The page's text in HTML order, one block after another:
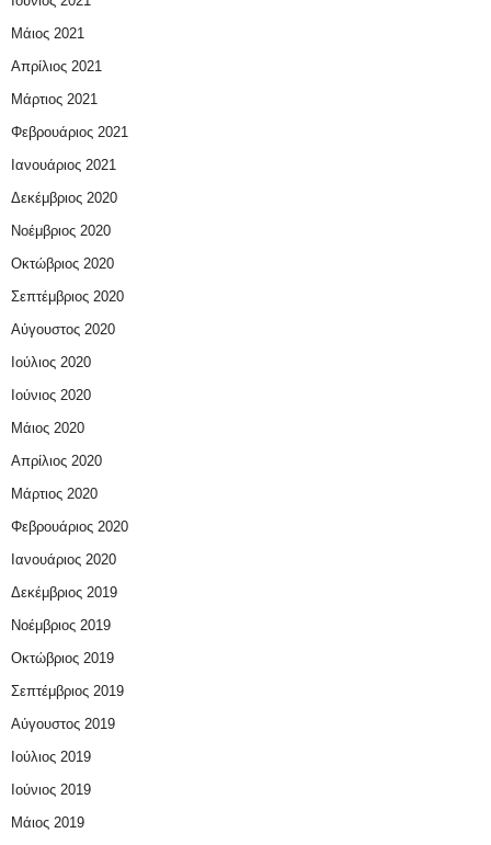
Μάιος 2021
Απρίλιος 2021
Μάρτιος 2021
Φεβρουάριος 2021
Ιανουάριος 2021
Δεκέμβριος 2020
Νοέμβριος 2020
Οκτώβριος 2020
Σεπτέμβριος 2020
Αύγουστος 2020
Ιούλιος 2020
Ιούνιος 2020
Μάιος 2020
Απρίλιος 2020
Μάρτιος 2020
Φεβρουάριος 2020
Ιανουάριος 2020
Δεκέμβριος 2019
Νοέμβριος 2019
Οκτώβριος 2019
Σεπτέμβριος 2019
Αύγουστος 2019
Ιούλιος 2019
Ιούνιος 2019
Μάιος 2019